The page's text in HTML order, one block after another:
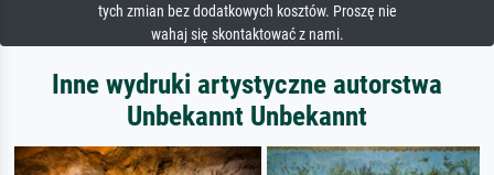
tych zmian bez dodatkowych kosztów. Proszę nie
wahaj się skontaktować z nami.
Inne wydruki artystyczne autorstwa
Unbekannt Unbekannt